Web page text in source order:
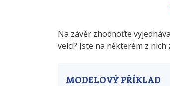
Na závěr zhodnoťte
velcí? Jste na některém z
MODELOVÝ PŘÍKLAD